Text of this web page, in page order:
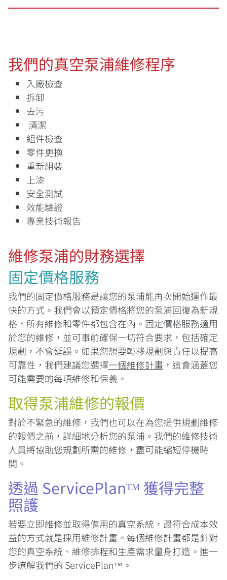
我們的真空泵浦維修程序
入廠檢查
拆卸
去污
清潔
組件檢查
零件更換
重新組裝
上漆
安全測試
效能驗證
專業技術報告
維修泵浦的財務選擇
固定價格服務
我們的固定價格服務是讓您的泵浦能再次開始運作最
快的方式。我們會以預定價格將您的泵浦回復為新規
格，所有維修和零件都包含在內。固定價格服務適用
於您的維修，並可事前確保一切符合要求，包括確定
規劃，不會延誤。如果您想要轉移規劃與責任以提高
可靠性，我們建議您選擇一個維修計畫 ，這會涵蓋您
可能需要的每項維修和保養。
取得泵浦維修的報價
對於不緊急的維修，我們也可以在為您提供規劃維修
的報價之前，詳細地分析您的泵浦。我們的維修技術
人員將協助您規劃所需的維修，盡可能縮短停機時
間。
透過 ServicePlanᵀᴹ 獲得完整
照護
若要立即維修並取得備用的真空系統，最符合成本效
益的方式就是採用維修計畫。每個維修計畫都是針對
您的真空系統、維修排程和生產需求量身打造。進一
步瞭解我們的 ServicePlanᵀᴹ。